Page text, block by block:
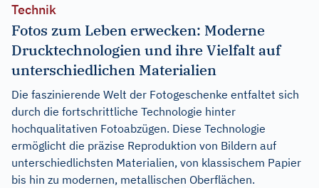
Technik
Fotos zum Leben erwecken: Moderne
Drucktechnologien und ihre Vielfalt auf
unterschiedlichen Materialien
Die faszinierende Welt der Fotogeschenke entfaltet sich
durch die fortschrittliche Technologie hinter
hochqualitativen Fotoabzügen. Diese Technologie
ermöglicht die präzise Reproduktion von Bildern auf
unterschiedlichsten Materialien, von klassischem Papier
bis hin zu modernen, metallischen Oberflächen.